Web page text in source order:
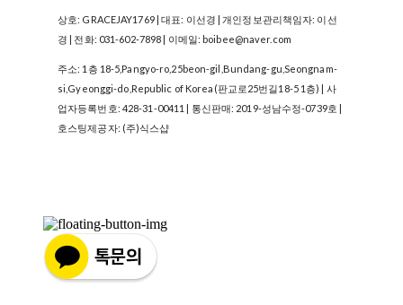
상호: GRACEJAY1769 | 대표: 이선경 | 개인정보관리책임자: 이선
경 | 전화: 031-602-7898 | 이메일: boibee@naver.com
주소: 1층 18-5,Pangyo-ro,25beon-gil,Bundang-gu,Seongnam-
si,Gyeonggi-do,Republic of Korea(판교로25번길18-5 1층) | 사
업자등록번호: 428-31-00411 | 통신판매: 2019-성남수정-0739호 |
호스팅제공자: (주)식스샵